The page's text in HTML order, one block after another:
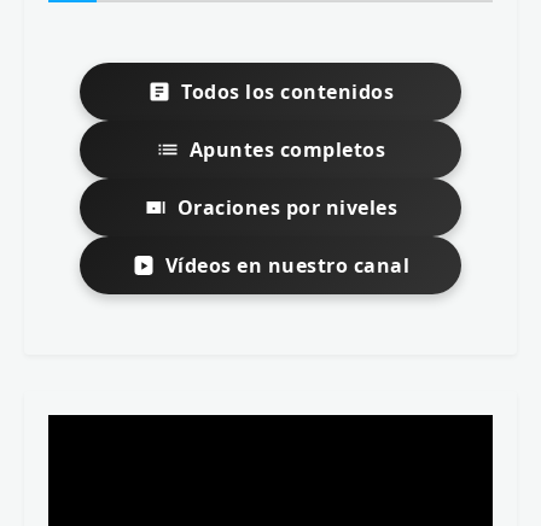
Todos los contenidos
Apuntes completos
Oraciones por niveles
Vídeos en nuestro canal